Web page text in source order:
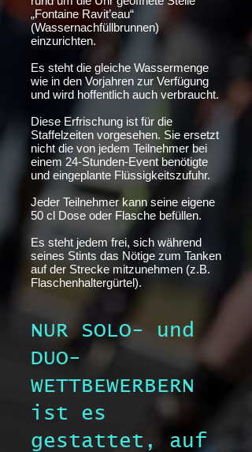
„Fontaine Ravit’eau“
(Wassernachfüllbrunnen)
einzurichten.
Es steht die gleiche Wassermenge
wie in den Vorjahren zur Verfügung
und wird hoffentlich auch verbraucht.
Diese Erfrischung ist für die
Staffelzeiten vorgesehen. Sie ersetzt
nicht die von jedem Teilnehmer bei
einem 24-Stunden-Event benötigte
und eingeplante Flüssigkeitszufuhr.
Jeder Teilnehmer kann seine eigene
50 cl Dose oder Flasche befüllen.
Es steht jedem frei, sich während
seines Stints das Nötige zum Tanken
auf der Strecke mitzunehmen (z.B.
Flaschenhaltergürtel).
NUR SOLO- und
DUO-
WETTBEWERBERN
ist es
gestattet, auf